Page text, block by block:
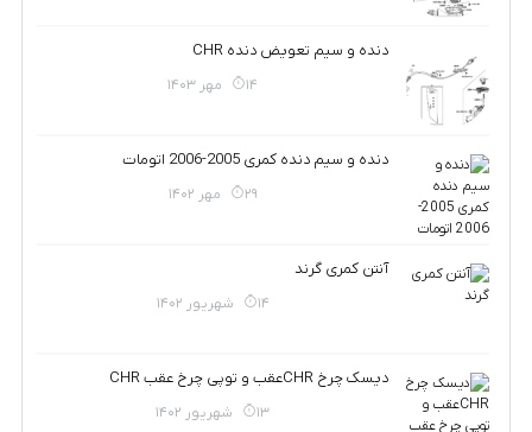
دنده و سیم تعویض دنده CHR
14 مهر 1403
دنده و سیم دنده کمری 2005-2006 اتومات
29 مهر 1402
آنتن کمری گرند
14 شهریور 1402
دیسک چرخ CHRعقب و توپی چرخ عقب CHR
13 شهریور 1402